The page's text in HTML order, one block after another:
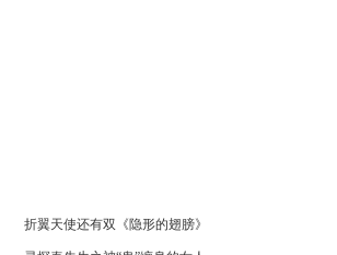
折翼天使还有双《隐形的翅膀》